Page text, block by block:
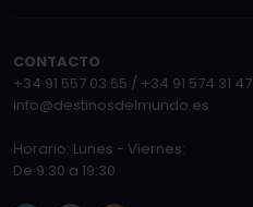
CONTACTO
+34 91 557 03 65 / +34 91 574 31 47
info@destinosdelmundo.es
Horario: Lunes - Viernes:
De 9:30 a 19:30